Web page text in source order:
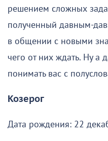
решением сложных
полученный давным-
в общении с новыми
чего от них ждать. Ну а
понимать вас с
Козерог
Дата рождения: 22